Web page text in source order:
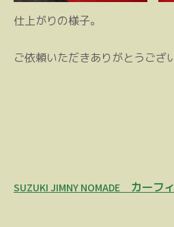
仕上がりの様子。
ご依頼いただきありがとうござ
投
SUZUKI JIMNY NOMADE カーフ